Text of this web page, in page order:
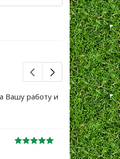
Вашу работу и
Большое
уже не
Жанна
06.10.2024